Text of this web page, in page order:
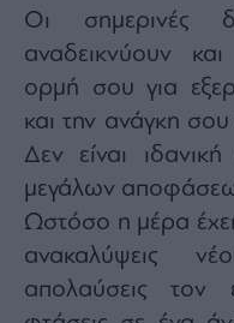
Οι σημερινές
αναδεικνύουν
ορμή σου για
και την ανάγκη
Δεν είναι
μεγάλων
Ωστόσο η μέρα
ανακαλύψεις
απολαύσεις